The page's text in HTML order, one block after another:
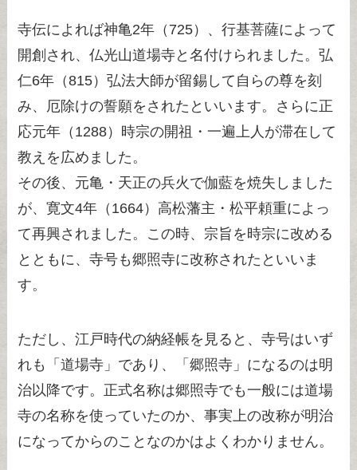
寺伝によれば神亀2年（725）、行基菩薩によって
開創され、仏光山道場寺と名付けられました。弘
仁6年（815）弘法大師が留錫して自らの尊を刻
み、厄除けの誓願をされたといいます。さらに正
応元年（1288）時宗の開祖・一遍上人が滞在して
教えを広めました。
その後、元亀・天正の兵火で伽藍を焼失しました
が、寛文4年（1664）高松藩主・松平頼重によっ
て再興されました。この時、宗旨を時宗に改める
とともに、寺号も郷照寺に改称されたといいま
す。
ただし、江戸時代の納経帳を見ると、寺号はいず
れも「道場寺」であり、「郷照寺」になるのは明
治以降です。正式名称は郷照寺でも一般には道場
寺の名称を使っていたのか、事実上の改称が明治
になってからのことなのかはよくわかりません。